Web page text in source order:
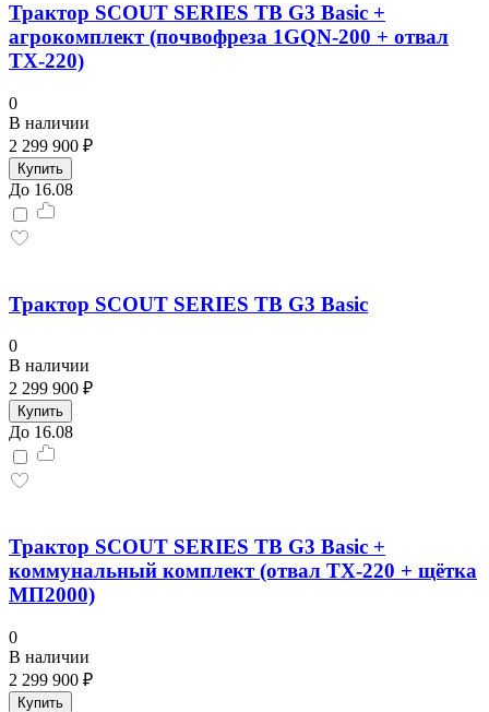
Трактор SCOUT SERIES TB G3 Basic +
агрокомплект (почвофреза 1GQN-200 + отвал
TX-220)
0
В наличии
2 299 900 ₽
Купить
До 16.08
Трактор SCOUT SERIES TB G3 Basiс
0
В наличии
2 299 900 ₽
Купить
До 16.08
Трактор SCOUT SERIES TB G3 Basic +
коммунальный комплект (отвал TX-220 + щётка
МП2000)
0
В наличии
2 299 900 ₽
Купить